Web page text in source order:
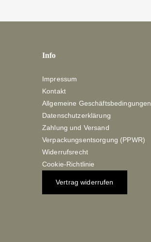
Info
Impressum
Kontakt
Allgemeine Geschäftsbedingungen
Datenschutzerklärung
Zahlung und Versand
Verpackungsentsorgung (PPWR)
Widerrufsrecht
Cookie-Richtlinie
Vertrag widerrufen